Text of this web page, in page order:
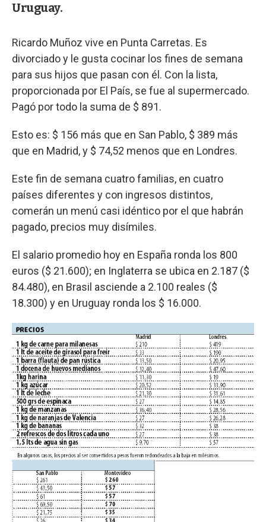
Uruguay.
Ricardo Muñoz vive en Punta Carretas. Es
divorciado y le gusta cocinar los fines de semana
para sus hijos que pasan con él. Con la lista,
proporcionada por El País, se fue al supermercado.
Pagó por todo la suma de $ 891.
Esto es: $ 156 más que en San Pablo, $ 389 más
que en Madrid, y $ 74,52 menos que en Londres.
Este fin de semana cuatro familias, en cuatro
países diferentes y con ingresos distintos,
comerán un menú casi idéntico por el que habrán
pagado, precios muy disímiles.
El salario promedio hoy en España ronda los 800
euros ($ 21.600); en Inglaterra se ubica en 2.187 ($
84.480), en Brasil asciende a 2.100 reales ($
18.300) y en Uruguay ronda los $ 16.000.